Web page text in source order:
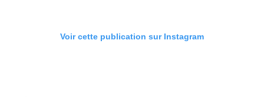
Voir cette publication sur Instagram